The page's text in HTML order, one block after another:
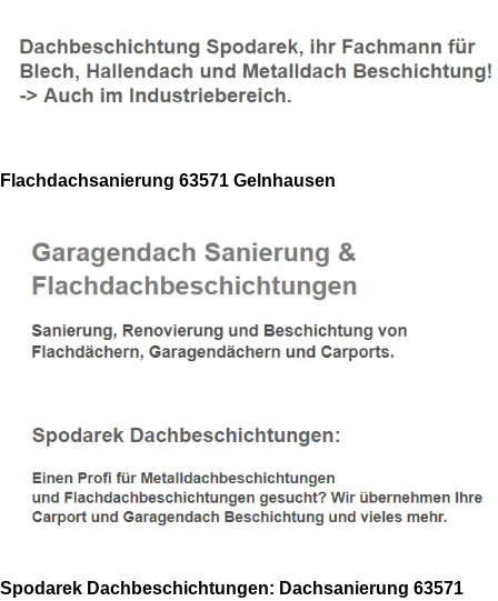
Flachdachsanierung 63571 Gelnhausen
Spodarek Dachbeschichtungen: Dachsanierung 63571